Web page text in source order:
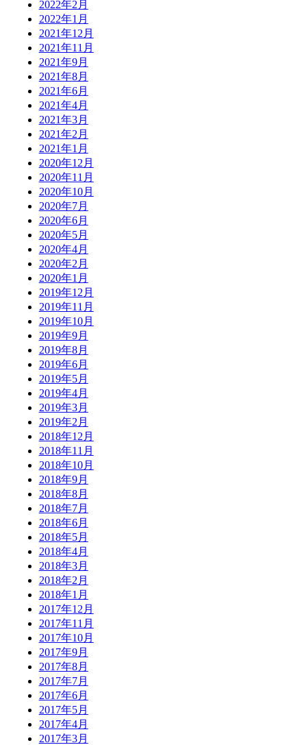
2022年2月
2022年1月
2021年12月
2021年11月
2021年9月
2021年8月
2021年6月
2021年4月
2021年3月
2021年2月
2021年1月
2020年12月
2020年11月
2020年10月
2020年7月
2020年6月
2020年5月
2020年4月
2020年2月
2020年1月
2019年12月
2019年11月
2019年10月
2019年9月
2019年8月
2019年6月
2019年5月
2019年4月
2019年3月
2019年2月
2018年12月
2018年11月
2018年10月
2018年9月
2018年8月
2018年7月
2018年6月
2018年5月
2018年4月
2018年3月
2018年2月
2018年1月
2017年12月
2017年11月
2017年10月
2017年9月
2017年8月
2017年7月
2017年6月
2017年5月
2017年4月
2017年3月